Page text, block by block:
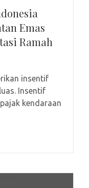
Emas
Ramah
insentif
Insentif
kendaraan